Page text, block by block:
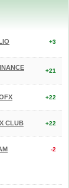
+3
+21
+22
CLUB +22
-2